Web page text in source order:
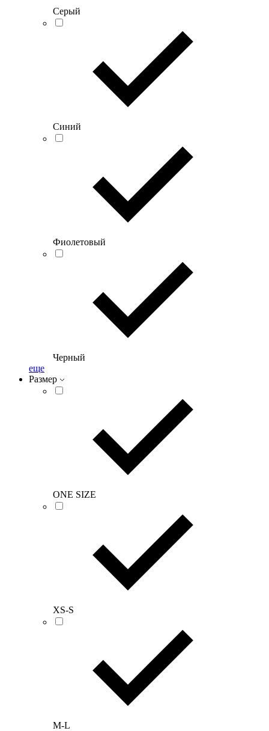
Серый
Синий
Фиолетовый
Черный
еще
Размер
ONE SIZE
XS-S
M-L